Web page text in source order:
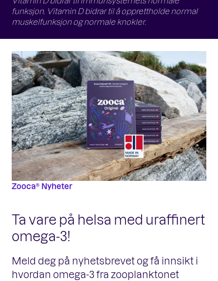
funksjon. Vitamin D bidrar til å opprettholde normal
muskelfunksjon og normale knokler.
Zooca® Nyheter
Ta vare på helsa med uraffinert
omega-3!
Meld deg på nyhetsbrevet og få innsikt i
hvordan omega-3 fra zooplanktonet